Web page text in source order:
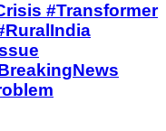
#Transformer